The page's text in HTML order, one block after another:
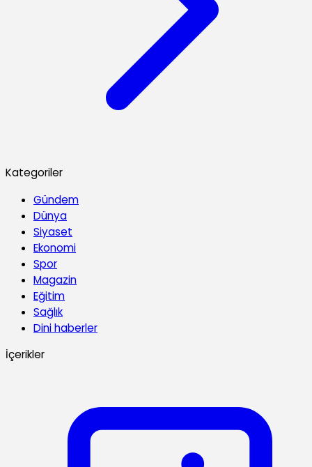
Kategoriler
Gündem
Dünya
Siyaset
Ekonomi
Spor
Magazin
Eğitim
Sağlık
Dini haberler
İçerikler